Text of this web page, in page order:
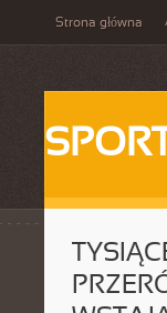
Strona główna
SPORT